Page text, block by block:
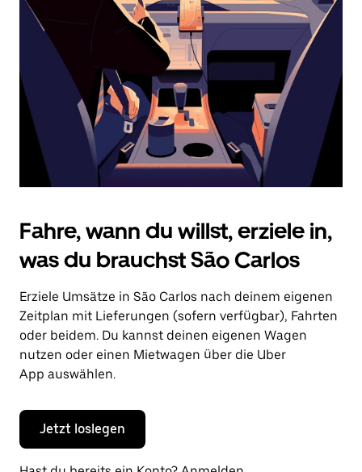
Drücke
die
Escape-
Taste,
den
Kalender
zu
schließen.
Fahre, wann du willst, erziele in,
was du brauchst São Carlos
Erziele Umsätze in São Carlos nach deinem eigenen
Zeitplan mit Lieferungen (sofern verfügbar), Fahrten
oder beidem. Du kannst deinen eigenen Wagen
nutzen oder einen Mietwagen über die Uber
App auswählen.
Jetzt loslegen